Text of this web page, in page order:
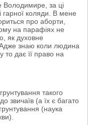
Володимире, за ці
гарної коляди. В мене
про аборти,
на парафіях не
як духовне
знаю коли людина
дає її право на
такого
звичаїв (а їх є багато
(наука